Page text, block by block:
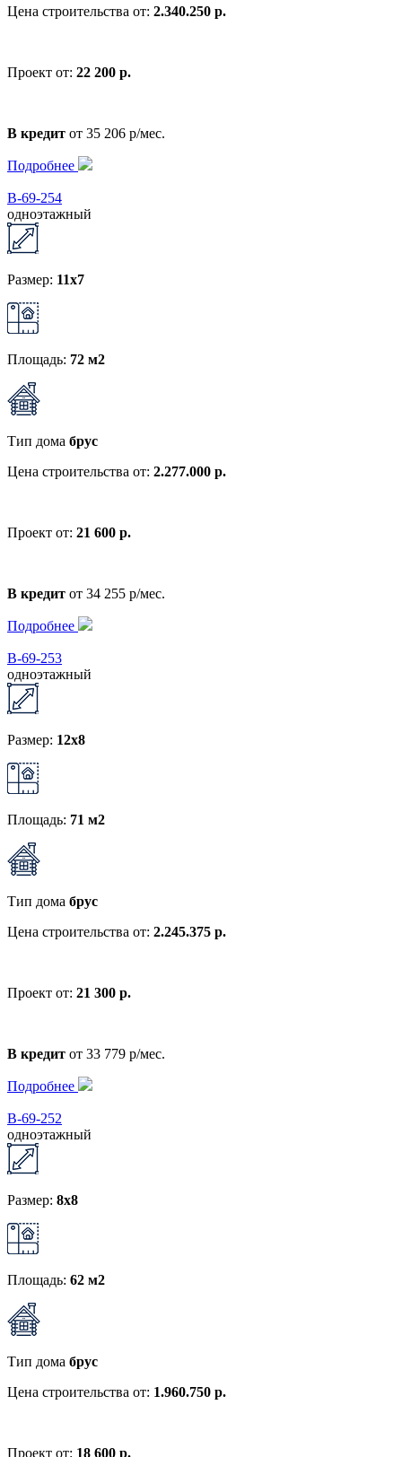
Цена строительства от: 2.340.250 р.
Проект от: 22 200 р.
В кредит от 35 206 р/мес.
Подробнее
В-69-254
одноэтажный
Размер: 11x7
Площадь: 72 м2
Тип дома брус
Цена строительства от: 2.277.000 р.
Проект от: 21 600 р.
В кредит от 34 255 р/мес.
Подробнее
В-69-253
одноэтажный
Размер: 12x8
Площадь: 71 м2
Тип дома брус
Цена строительства от: 2.245.375 р.
Проект от: 21 300 р.
В кредит от 33 779 р/мес.
Подробнее
В-69-252
одноэтажный
Размер: 8x8
Площадь: 62 м2
Тип дома брус
Цена строительства от: 1.960.750 р.
Проект от: 18 600 р.